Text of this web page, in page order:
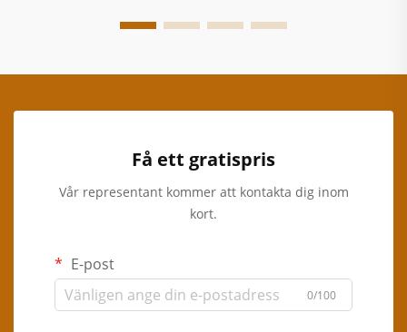
Få ett gratispris
Vår representant kommer att kontakta dig inom
kort.
E-post
0/100